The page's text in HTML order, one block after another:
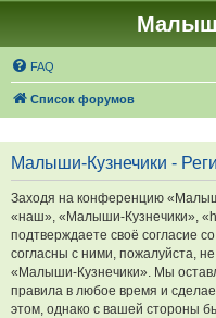
FAQ
Список форумов
Малыши-Кузнечики -
Заходя на конференцию
«наш», «Малыши-Кузнечики»,
подтверждаете своё согласие
согласны с ними, пожалуйста,
«Малыши-Кузнечики». Мы
правила в любое время и
этом, однако с вашей стороны